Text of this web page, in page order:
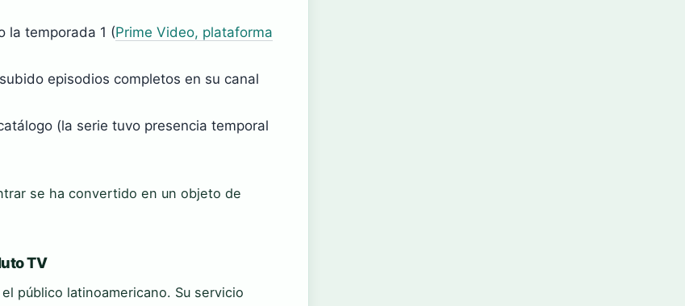
la temporada 1 (Prime Video, plataforma
episodios completos en su canal
(la serie tuvo presencia temporal
se ha convertido en un objeto de
TV
público latinoamericano. Su servicio